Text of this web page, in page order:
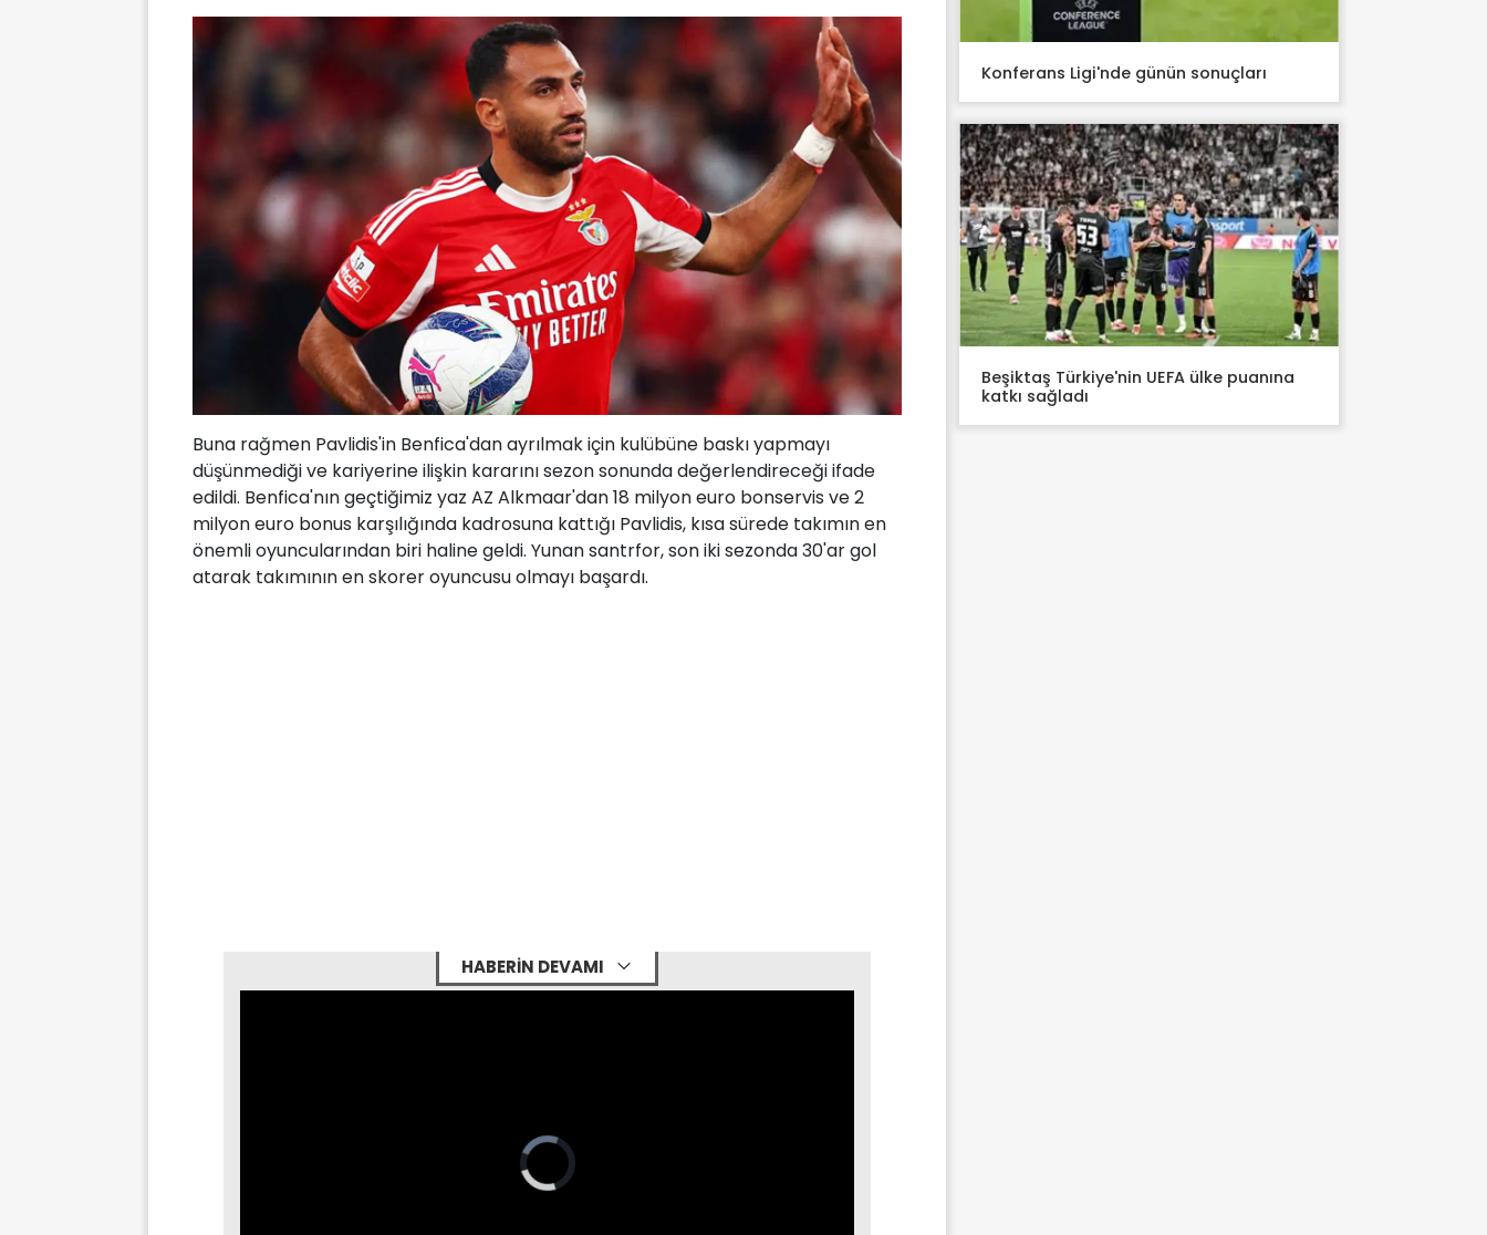
Buna rağmen Pavlidis'in Benfica'dan ayrılmak için kulübüne baskı yapmayı
düşünmediği ve kariyerine ilişkin kararını sezon sonunda değerlendireceği ifade
edildi. Benfica'nın geçtiğimiz yaz AZ Alkmaar'dan 18 milyon euro bonservis ve 2
milyon euro bonus karşılığında kadrosuna kattığı Pavlidis, kısa sürede takımın en
önemli oyuncularından biri haline geldi. Yunan santrfor, son iki sezonda 30'ar gol
atarak takımının en skorer oyuncusu olmayı başardı.
HABERİN DEVAMI
Konferans Ligi'nde günün sonuçları
Beşiktaş Türkiye'nin UEFA ülke puanına
katkı sağladı